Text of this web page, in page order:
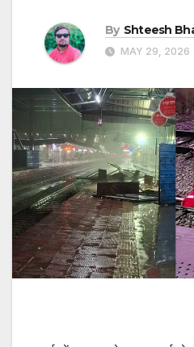
By Shteesh
MAY 29, 2026